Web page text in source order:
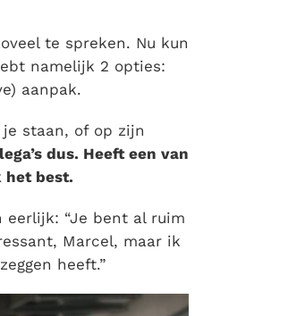
te spreken. Nu kun
namelijk 2 opties:
aanpak.
staan, of op zijn
dus. Heeft een van
het best.
eerlijk: “Je bent al ruim
Marcel, maar ik
heeft.”